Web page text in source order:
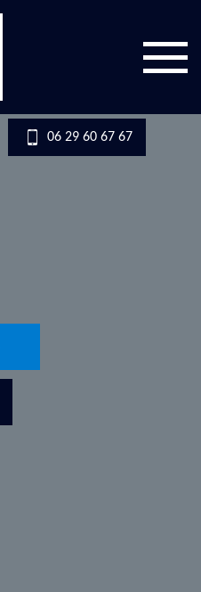
06 29 60 67 67